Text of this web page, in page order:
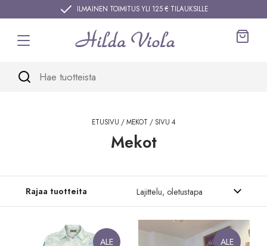
ILMAINEN TOIMITUS YLI 125 € TILAUKSILLE
ETUSIVU /MEKOT / SIVU 4
Mekot
Siirry tuotteisiin
Rajaa tuotteita
ALE ALE